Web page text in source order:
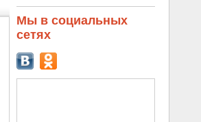
Мы в социальных
сетях